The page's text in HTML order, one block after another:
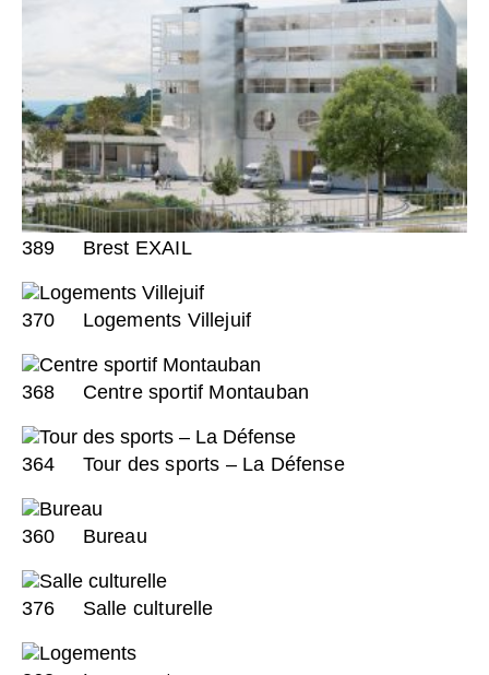
389 Brest EXAIL
370 Logements Villejuif
368 Centre sportif Montauban
364 Tour des sports – La Défense
360 Bureau
376 Salle culturelle